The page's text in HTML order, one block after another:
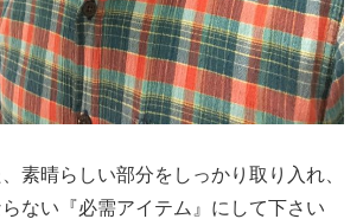
素晴らしい部分をしっかり取り入れ、
ない『必需アイテム』にして下さい